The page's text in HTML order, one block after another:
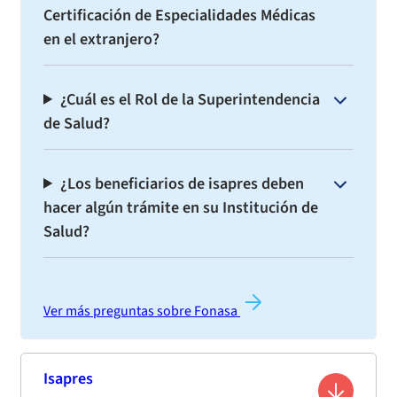
Certificación de Especialidades Médicas
en el extranjero?
¿Cuál es el Rol de la Superintendencia
de Salud?
¿Los beneficiarios de isapres deben
hacer algún trámite en su Institución de
Salud?
Ver más preguntas sobre Fonasa
Isapres